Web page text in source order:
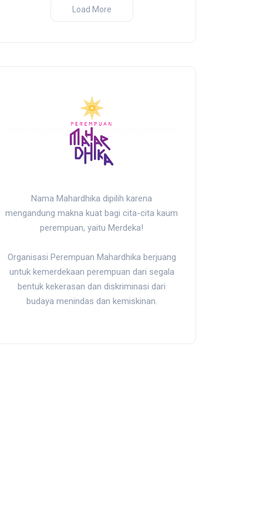
Load More
Nama Mahardhika dipilih karena
mengandung makna kuat bagi cita-cita kaum
perempuan, yaitu Merdeka!
Organisasi Perempuan Mahardhika berjuang
untuk kemerdekaan perempuan dari segala
bentuk kekerasan dan diskriminasi dari
budaya menindas dan kemiskinan.